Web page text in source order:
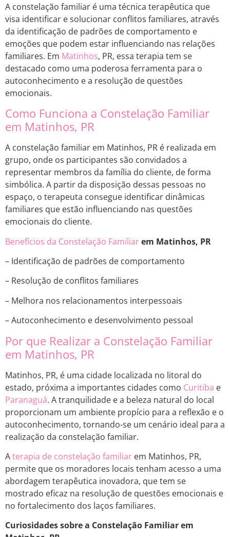
A constelação familiar é uma técnica terapêutica que
visa identificar e solucionar conflitos familiares, através
da identificação de padrões de comportamento e
emoções que podem estar influenciando nas relações
familiares. Em Matinhos, PR, essa terapia tem se
destacado como uma poderosa ferramenta para o
autoconhecimento e a resolução de questões
emocionais.
Como Funciona a Constelação Familiar
em Matinhos, PR
A constelação familiar em Matinhos, PR é realizada em
grupo, onde os participantes são convidados a
representar membros da família do cliente, de forma
simbólica. A partir da disposição dessas pessoas no
espaço, o terapeuta consegue identificar dinâmicas
familiares que estão influenciando nas questões
emocionais do cliente.
Benefícios da Constelação Familiarem Matinhos, PR
– Identificação de padrões de comportamento
– Resolução de conflitos familiares
– Melhora nos relacionamentos interpessoais
– Autoconhecimento e desenvolvimento pessoal
Por que Realizar a Constelação Familiar
em Matinhos, PR
Matinhos, PR, é uma cidade localizada no litoral do
estado, próxima a importantes cidades como Curitiba e
Paranaguá. A tranquilidade e a beleza natural do local
proporcionam um ambiente propício para a reflexão e o
autoconhecimento, tornando-se um cenário ideal para a
realização da constelação familiar.
Aterapia de constelação familiar em Matinhos, PR,
permite que os moradores locais tenham acesso a uma
abordagem terapêutica inovadora, que tem se
mostrado eficaz na resolução de questões emocionais e
no fortalecimento dos laços familiares.
Curiosidades sobre a Constelação Familiar em